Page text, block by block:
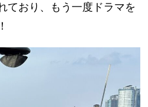
ており、もう一度ドラマを